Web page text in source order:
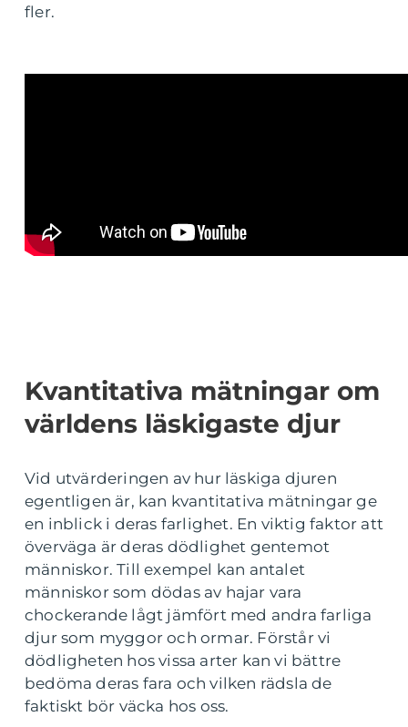
fler.
Kvantitativa mätningar om
världens läskigaste djur
Vid utvärderingen av hur läskiga djuren
egentligen är, kan kvantitativa mätningar ge
en inblick i deras farlighet. En viktig faktor att
överväga är deras dödlighet gentemot
människor. Till exempel kan antalet
människor som dödas av hajar vara
chockerande lågt jämfört med andra farliga
djur som myggor och ormar. Förstår vi
dödligheten hos vissa arter kan vi bättre
bedöma deras fara och vilken rädsla de
faktiskt bör väcka hos oss.